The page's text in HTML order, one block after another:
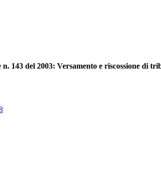
143 del 2003: Versamento e riscossione di